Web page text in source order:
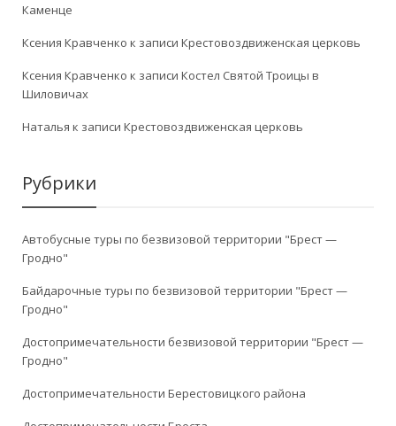
Каменце
Ксения Кравченко к записи Крестовоздвиженская церковь
Ксения Кравченко к записи Костел Святой Троицы в
Шиловичах
Наталья к записи Крестовоздвиженская церковь
Рубрики
Автобусные туры по безвизовой территории "Брест —
Гродно"
Байдарочные туры по безвизовой территории "Брест —
Гродно"
Достопримечательности безвизовой территории "Брест —
Гродно"
Достопримечательности Берестовицкого района